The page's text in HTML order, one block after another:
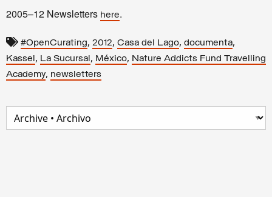
2005–12 Newsletters here.
#OpenCurating, 2012, Casa del Lago, documenta,
Kassel , La Sucursal , México, Nature Addicts Fund Travelling
Academy, newsletters